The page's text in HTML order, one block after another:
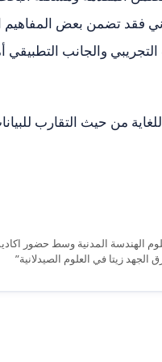
فقد تضمن بعض المفاهيم
والجانب التطبيقي
من حيث التقارب
الهندسة المدنية وسط حضور
زيتا في العلوم الصيدلانية”